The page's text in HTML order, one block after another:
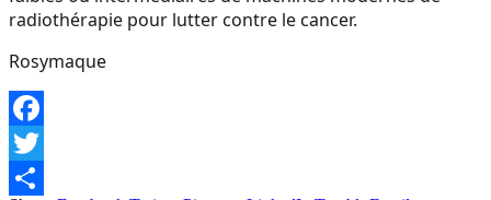
radiothérapie pour lutter contre le cancer.
Rosymaque
Facebook
Twitter